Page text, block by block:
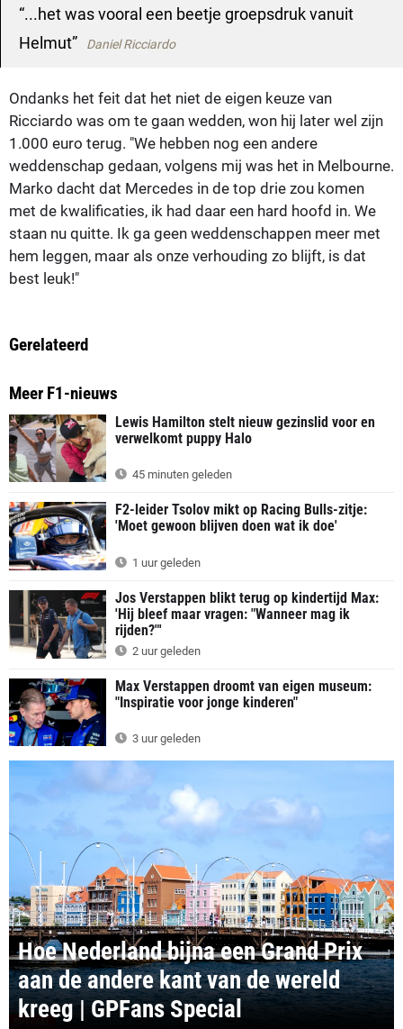
...het was vooral een beetje groepsdruk vanuit
Helmut
Daniel Ricciardo
Ondanks het feit dat het niet de eigen keuze van
Ricciardo was om te gaan wedden, won hij later wel zijn
1.000 euro terug. "We hebben nog een andere
weddenschap gedaan, volgens mij was het in Melbourne.
Marko dacht dat Mercedes in de top drie zou komen
met de kwalificaties, ik had daar een hard hoofd in. We
staan nu quitte. Ik ga geen weddenschappen meer met
hem leggen, maar als onze verhouding zo blijft, is dat
best leuk!"
Gerelateerd
Meer F1-nieuws
Lewis Hamilton stelt nieuw gezinslid voor en
verwelkomt puppy Halo
45 minuten geleden
F2-leider Tsolov mikt op Racing Bulls-zitje:
'Moet gewoon blijven doen wat ik doe'
1 uur geleden
Jos Verstappen blikt terug op kindertijd Max:
'Hij bleef maar vragen: "Wanneer mag ik
rijden?"'
2 uur geleden
Max Verstappen droomt van eigen museum:
"Inspiratie voor jonge kinderen"
3 uur geleden
Hoe Nederland bijna een Grand Prix
aan de andere kant van de wereld
kreeg | GPFans Special